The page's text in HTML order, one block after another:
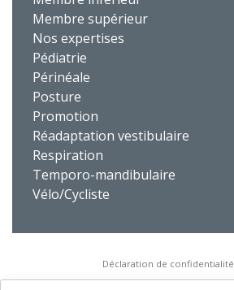
Membre supérieur
Nos expertises
Pédiatrie
Périnéale
Posture
Promotion
Réadaptation vestibulaire
Respiration
Temporo-mandibulaire
Vélo/Cycliste
Déclaration de confidentialité